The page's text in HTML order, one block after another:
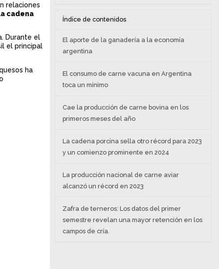
relaciones
cadena
Durante el
el principal
ha
Índice de contenidos
El aporte de la ganadería a la economía
argentina
El consumo de carne vacuna en Argentina
toca un mínimo
Cae la producción de carne bovina en los
primeros meses del año
La cadena porcina sella otro récord para 2023
y un comienzo prominente en 2024
La producción nacional de carne aviar
alcanzó un récord en 2023
Zafra de terneros: Los datos del primer
semestre revelan una mayor retención en los
campos de cría.